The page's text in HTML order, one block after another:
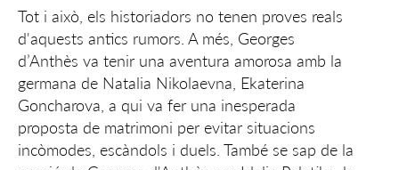
Tot i això, els historiadors no tenen proves reals
d'aquests antics rumors. A més, Georges
d’Anthès va tenir una aventura amorosa amb la
germana de Natalia Nikolaevna, Ekaterina
Goncharova, a qui va fer una inesperada
proposta de matrimoni per evitar situacions
incòmodes, escàndols i duels. També se sap de la